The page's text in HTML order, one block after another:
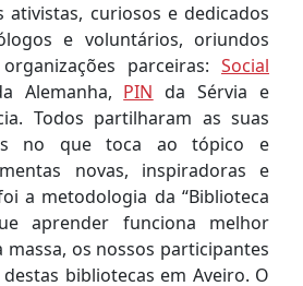
ativistas, curiosos e dedicados
e voluntários, oriundos
parceiras: Social
Alemanha, PIN da Sérvia e
Todos partilharam as suas
no que toca ao tópico e
novas, inspiradoras e
a metodologia da “Biblioteca
aprender funciona melhor
massa, os nossos participantes
bibliotecas em Aveiro. O